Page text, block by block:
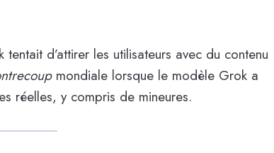
d’attirer les utilisateurs avec du contenu
mondiale lorsque le modèle Grok a
réelles, y compris de mineures.